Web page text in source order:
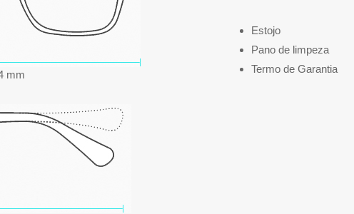
mm
Estojo
Pano de limpeza
Termo de Garantia